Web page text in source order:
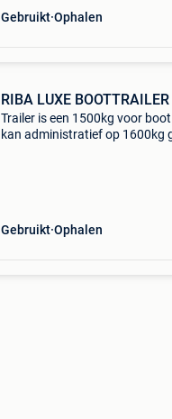
Gebruikt Ophalen
RIBA LUXE BOOTTRAILER
Trailer is een 1500kg voor
kan administratief op 1600kg
Gebruikt Ophalen